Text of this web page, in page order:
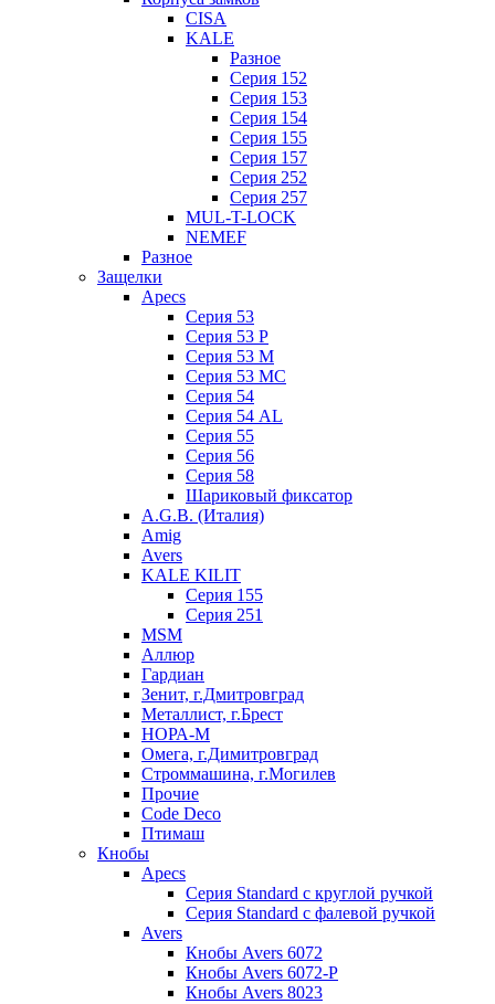
CISA
KALE
Разное
Серия 152
Серия 153
Серия 154
Серия 155
Серия 157
Серия 252
Серия 257
MUL-T-LOCK
NEMEF
Разное
Защелки
Apecs
Серия 53
Серия 53 P
Серия 53 М
Серия 53 МC
Серия 54
Серия 54 AL
Серия 55
Серия 56
Серия 58
Шариковый фиксатор
A.G.B. (Италия)
Amig
Avers
KALE KILIT
Серия 155
Серия 251
MSM
Аллюр
Гардиан
Зенит, г.Дмитровград
Металлист, г.Брест
НОРА-М
Омега, г.Димитровград
Строммашина, г.Могилев
Прочие
Code Deco
Птимаш
Кнобы
Apecs
Серия Standard с круглой ручкой
Серия Standard с фалевой ручкой
Avers
Кнобы Avers 6072
Кнобы Avers 6072-P
Кнобы Avers 8023